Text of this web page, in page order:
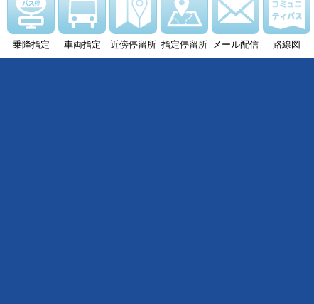
乗降指定 車両指定 近傍停留所 指定停留所 メール配信 路線図